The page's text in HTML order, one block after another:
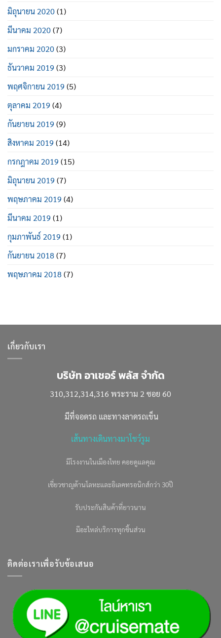
มิถุนายน 2020(1)
มีนาคม 2020(7)
มกราคม 2020(3)
ธันวาคม 2019 (3)
พฤศจิกายน 2019 (5)
ตุลาคม 2019 (4)
กันยายน 2019 (9)
สิงหาคม 2019 (14)
กรกฎาคม 2019 (15)
มิถุนายน 2019 (7)
พฤษภาคม 2019 (4)
มีนาคม 2019 (1)
กุมภาพันธ์ 2019 (1)
กันยายน 2018(7)
พฤษภาคม 2018(7)
เกี่ยวกับเรา
บริษัท อาเชอร์ พลัส จำกัด
310,312,314,316 พระราม 2 ซอย 60
มีที่จอดรถ และทางลาดรถเข็น
เส้นทางเดินทางมาโชว์รูม
มีโรงงานในเมืองไทย คอยดูแลคุณ
เชี่ยวชาญด้านโลหะและอิเลคทรอนิกส์กว่า 30ปี
รับประกันสินค้าที่ยาวนาน
มีอะไหล่บริการทุกชิ้นส่วน
ติดต่อเราเพื่อรับข้อเสนอ